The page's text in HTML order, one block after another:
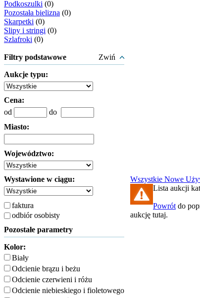
Podkoszulki (0)
Pozostała bielizna (0)
Skarpetki (0)
Slipy i stringi (0)
Szlafroki (0)
Filtry podstawowe Zwiń
Aukcje typu:
Cena:
od
do
Miasto:
Województwo:
Wystawione w ciągu:
faktura
odbiór osobisty
Pozostałe parametry
Kolor:
Biały
Odcienie brązu i beżu
Odcienie czerwieni i różu
Odcienie niebieskiego i fioletowego
Wszystkie Nowe
Lista aukcji
Powrót do
aukcję tutaj.